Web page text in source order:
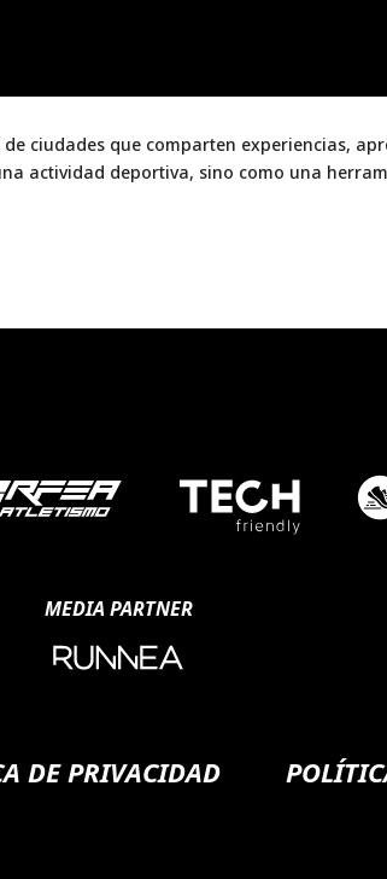
ciudades que comparten experiencias,
actividad deportiva, sino como una
MEDIA PARTNER
DE PRIVACIDAD